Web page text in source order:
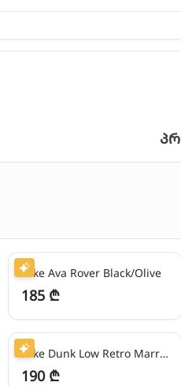
46₾/თვეში
Nike Ava Rover Black/Olive
185 ₾
47₾/თვეში
Nike Dunk Low Retro Marron/Pink/Cream
190 ₾